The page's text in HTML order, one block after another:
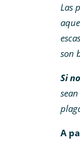
Las
son
Si
A